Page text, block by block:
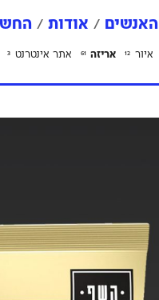
האנשים אודות
איור 12 אריזה 61 אתר אינטרנט 3